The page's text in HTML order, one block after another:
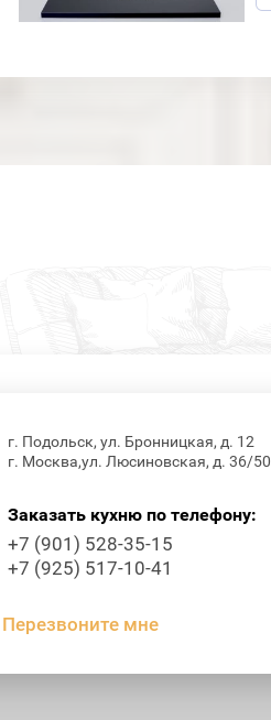
г. Подольск, ул. Бронницкая, д. 12
г. Москва,ул. Люсиновская, д. 36/50
Заказать кухню по телефону:
+7 (901) 528-35-15
+7 (925) 517-10-41
Перезвоните мне